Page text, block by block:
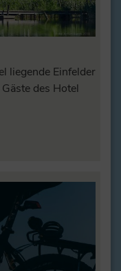
liegende Einfelder
des Hotel